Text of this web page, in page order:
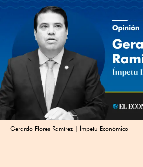
Gerardo Flores Ramírez | Ímpetu Económico